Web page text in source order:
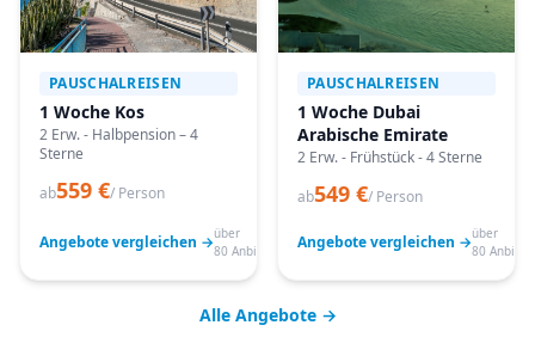
PAUSCHALREISEN
1 Woche Kos
2 Erw. - Halbpension – 4
Sterne
ab559 €/ Person
Angebote vergleichen →über
80 Anbieter
PAUSCHALREISEN
1 Woche Dubai
Arabische Emirate
2 Erw. - Frühstück - 4 Sterne
ab549 €/ Person
Angebote vergleichen →über
80
Alle Angebote →